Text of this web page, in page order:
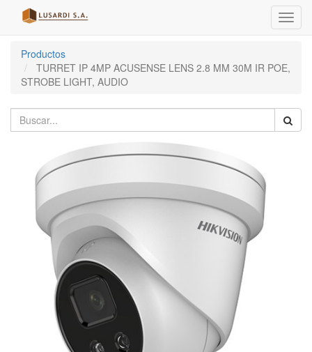
Menú
de
Productos
TURRET IP 4MP ACUSENSE LENS 2.8 MM 30M IR POE,
STROBE LIGHT, AUDIO